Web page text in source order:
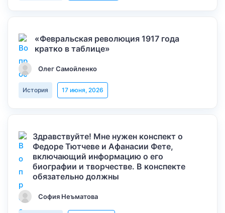
«Февральская революция 1917 года
кратко в таблице»
Олег Самойленко
История 17 июня, 2026
Здравствуйте! Мне нужен конспект о
Федоре Тютчеве и Афанасии Фете,
включающий информацию о его
биографии и творчестве. В конспекте
обязательно должны
София Неъматова